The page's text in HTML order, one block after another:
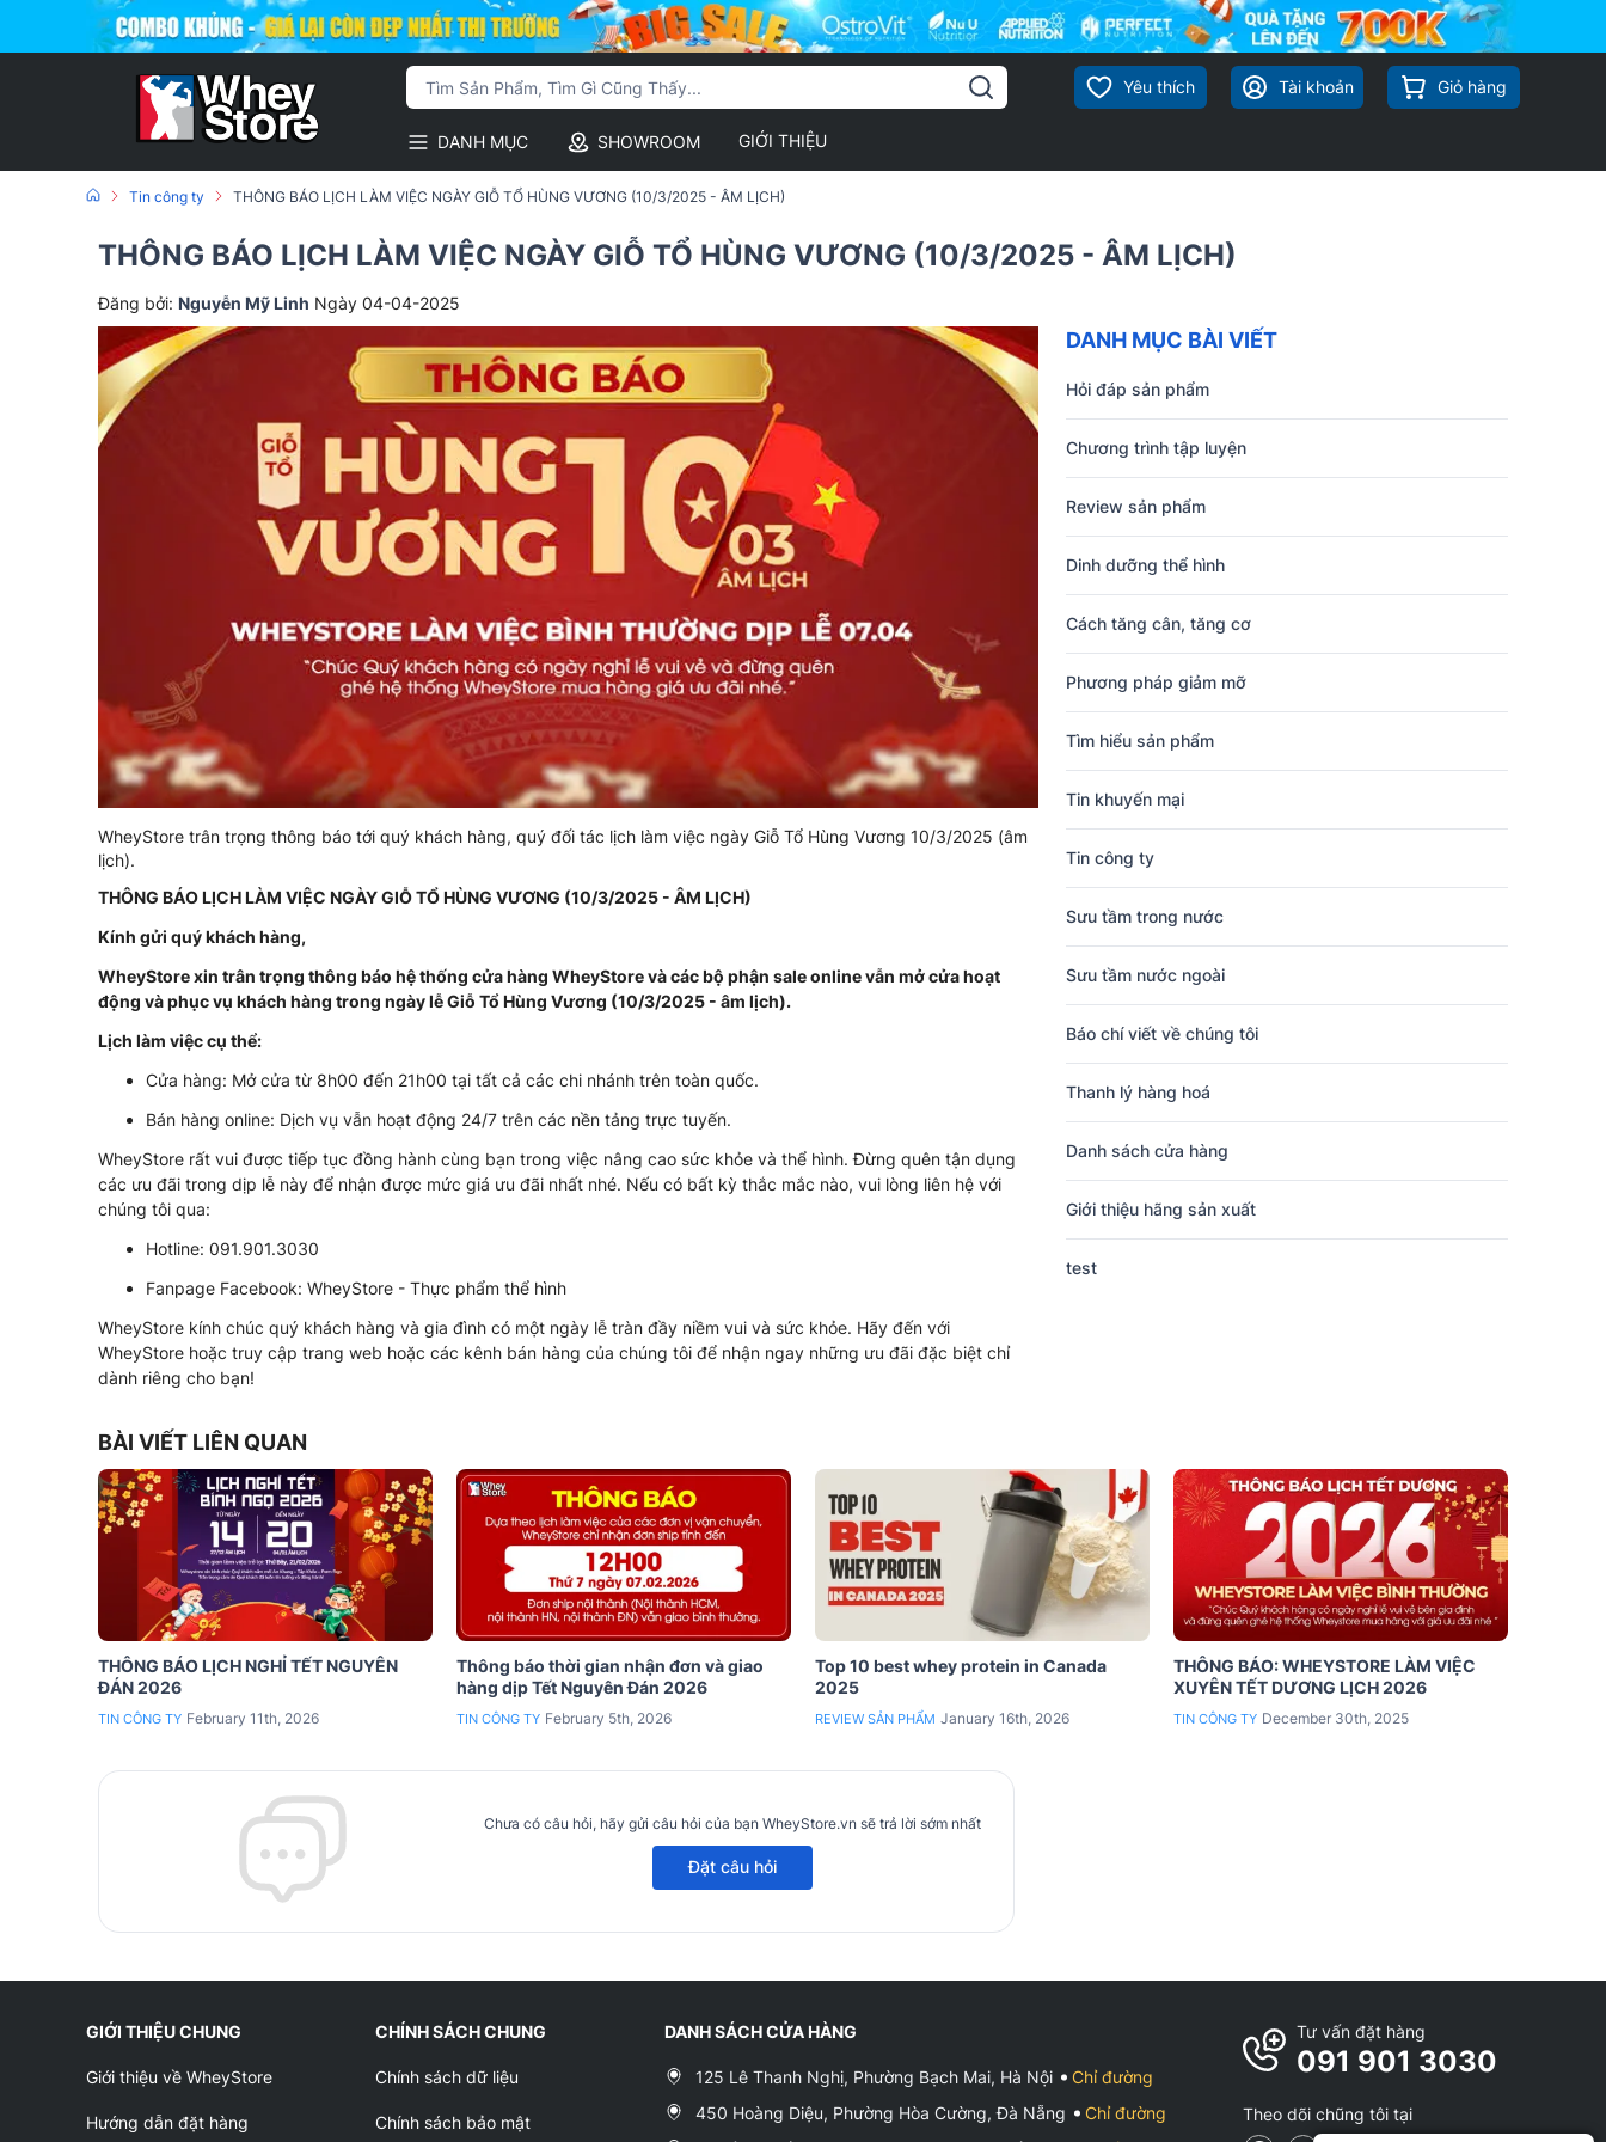
Yêu thích Tài khoản Giỏ hàng
DANH MỤC SHOWROOM GIỚI THIỆU
Tin công ty THÔNG BÁO LỊCH LÀM VIỆC NGÀY GIỖ TỔ HÙNG VƯƠNG (10/3/2025 - ÂM LỊCH)
THÔNG BÁO LỊCH LÀM VIỆC NGÀY GIỖ TỔ HÙNG VƯƠNG (10/3/2025 - ÂM LỊCH)
Đăng bởi: Nguyễn Mỹ Linh Ngày 04-04-2025
WheyStore trân trọng thông báo tới quý khách hàng, quý đối tác lịch làm việc ngày Giỗ Tổ Hùng Vương 10/3/2025 (âm
lịch).
THÔNG BÁO LỊCH LÀM VIỆC NGÀY GIỖ TỔ HÙNG VƯƠNG (10/3/2025 - ÂM LỊCH)
Kính gửi quý khách hàng,
WheyStore xin trân trọng thông báo hệ thống cửa hàng WheyStore và các bộ phận sale online vẫn mở cửa hoạt
động và phục vụ khách hàng trong ngày lễ Giỗ Tổ Hùng Vương (10/3/2025 - âm lịch).
Lịch làm việc cụ thể:
Cửa hàng: Mở cửa từ 8h00 đến 21h00 tại tất cả các chi nhánh trên toàn quốc.
Bán hàng online: Dịch vụ vẫn hoạt động 24/7 trên các nền tảng trực tuyến.
WheyStore rất vui được tiếp tục đồng hành cùng bạn trong việc nâng cao sức khỏe và thể hình. Đừng quên tận dụng
các ưu đãi trong dịp lễ này để nhận được mức giá ưu đãi nhất nhé. Nếu có bất kỳ thắc mắc nào, vui lòng liên hệ với
chúng tôi qua:
Hotline: 091.901.3030
Fanpage Facebook: WheyStore - Thực phẩm thể hình
WheyStore kính chúc quý khách hàng và gia đình có một ngày lễ tràn đầy niềm vui và sức khỏe. Hãy đến với
WheyStore hoặc truy cập trang web hoặc các kênh bán hàng của chúng tôi để nhận ngay những ưu đãi đặc biệt chỉ
dành riêng cho bạn!
DANH MỤC BÀI VIẾT
Hỏi đáp sản phẩm
Chương trình tập luyện
Review sản phẩm
Dinh dưỡng thể hình
Cách tăng cân, tăng cơ
Phương pháp giảm mỡ
Tìm hiểu sản phẩm
Tin khuyến mại
Tin công ty
Sưu tầm trong nước
Sưu tầm nước ngoài
Báo chí viết về chúng tôi
Thanh lý hàng hoá
Danh sách cửa hàng
Giới thiệu hãng sản xuất
test
BÀI VIẾT LIÊN QUAN
THÔNG BÁO LỊCH NGHỈ TẾT NGUYÊN
ĐÁN 2026
TIN CÔNG TY February 11th, 2026
Thông báo thời gian nhận đơn và giao
hàng dịp Tết Nguyên Đán 2026
TIN CÔNG TY February 5th, 2026
Top 10 best whey protein in Canada
2025
REVIEW SẢN PHẨM January 16th, 2026
THÔNG BÁO: WHEYSTORE LÀM VIỆC
XUYÊN TẾT DƯƠNG LỊCH 2026
TIN CÔNG TY December 30th, 2025
Chưa có câu hỏi, hãy gửi câu hỏi của bạn WheyStore.vn sẽ trả lời sớm nhất
Đặt câu hỏi
GIỚI THIỆU CHUNG
Giới thiệu về WheyStore
Hướng dẫn đặt hàng
CHÍNH SÁCH CHUNG
Chính sách dữ liệu
Chính sách bảo mật
DANH SÁCH CỬA HÀNG
125 Lê Thanh Nghị, Phường Bạch Mai, Hà Nội
Chỉ đường
450 Hoàng Diệu, Phường Hòa Cường, Đà Nẵng
Chỉ đường
Tư vấn đặt hàng
091 901 3030
Theo dõi chũng tôi tại